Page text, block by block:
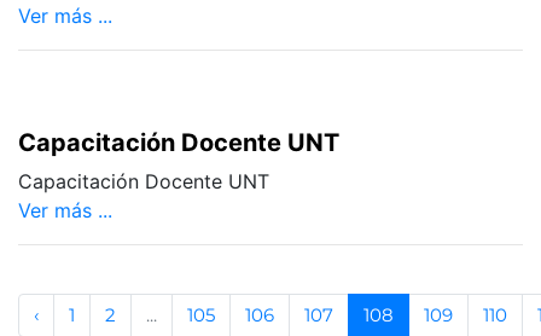
Ver más ...
Capacitación Docente UNT
Capacitación Docente UNT
Ver más ...
‹ 1 2 ... 105 106 107 108 109 110